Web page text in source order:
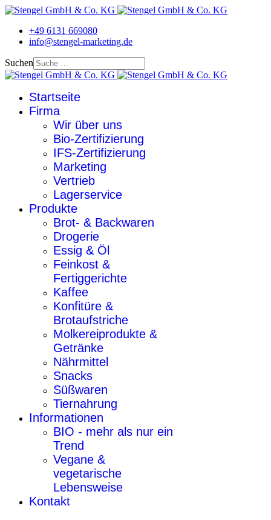
+49 6131 669080
info@stengel-marketing.de
Suchen
Startseite
Firma
Wir über uns
Bio-Zertifizierung
IFS-Zertifizierung
Marketing
Vertrieb
Lagerservice
Produkte
Brot- & Backwaren
Drogerie
Essig & Öl
Feinkost &
Fertiggerichte
Kaffee
Konfitüre &
Brotaufstriche
Molkereiprodukte &
Getränke
Nährmittel
Snacks
Süßwaren
Tiernahrung
Informationen
BIO - mehr als nur ein
Trend
Vegane &
vegetarische
Lebensweise
Kontakt